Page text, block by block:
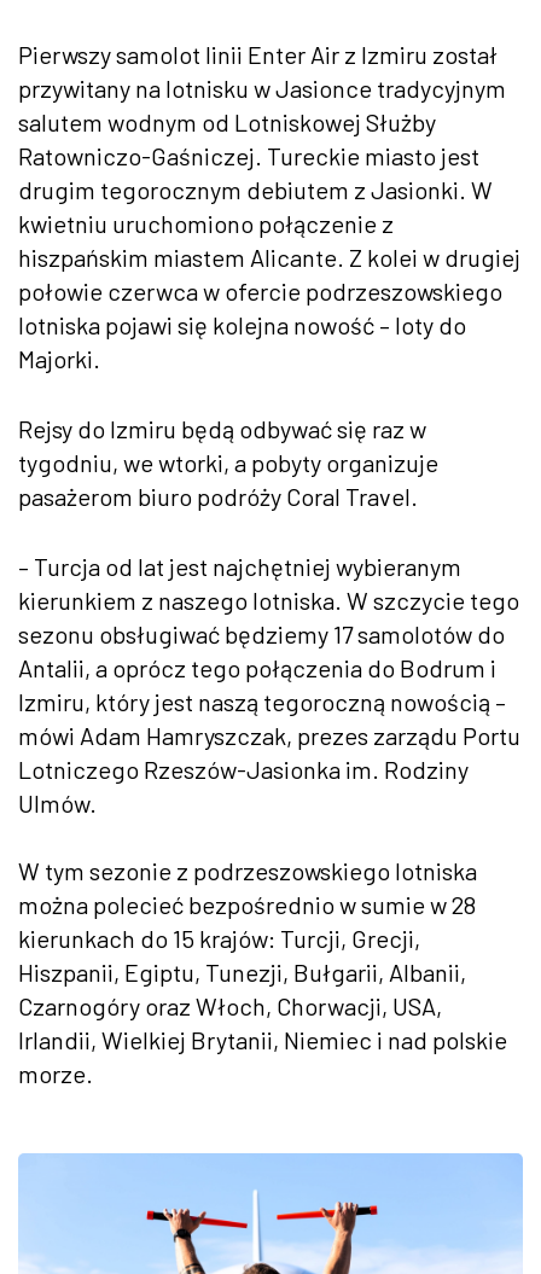
Pierwszy samolot linii Enter Air z Izmiru został
przywitany na lotnisku w Jasionce tradycyjnym
salutem wodnym od Lotniskowej Służby
Ratowniczo-Gaśniczej. Tureckie miasto jest
drugim tegorocznym debiutem z Jasionki. W
kwietniu uruchomiono połączenie z
hiszpańskim miastem Alicante. Z kolei w drugiej
połowie czerwca w ofercie podrzeszowskiego
lotniska pojawi się kolejna nowość – loty do
Majorki.
Rejsy do Izmiru będą odbywać się raz w
tygodniu, we wtorki, a pobyty organizuje
pasażerom biuro podróży Coral Travel.
– Turcja od lat jest najchętniej wybieranym
kierunkiem z naszego lotniska. W szczycie tego
sezonu obsługiwać będziemy 17 samolotów do
Antalii, a oprócz tego połączenia do Bodrum i
Izmiru, który jest naszą tegoroczną nowością –
mówi Adam Hamryszczak, prezes zarządu Portu
Lotniczego Rzeszów-Jasionka im. Rodziny
Ulmów.
W tym sezonie z podrzeszowskiego lotniska
można polecieć bezpośrednio w sumie w 28
kierunkach do 15 krajów: Turcji, Grecji,
Hiszpanii, Egiptu, Tunezji, Bułgarii, Albanii,
Czarnogóry oraz Włoch, Chorwacji, USA,
Irlandii, Wielkiej Brytanii, Niemiec i nad polskie
morze.